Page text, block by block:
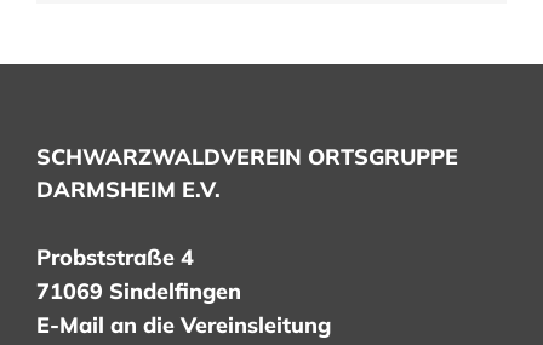
SCHWARZWALDVEREIN ORTSGRUPPE
DARMSHEIM E.V.
Probststraße 4
71069 Sindelfingen
E-Mail an die Vereinsleitung